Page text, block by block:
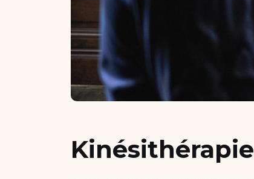
Kinésithérapie